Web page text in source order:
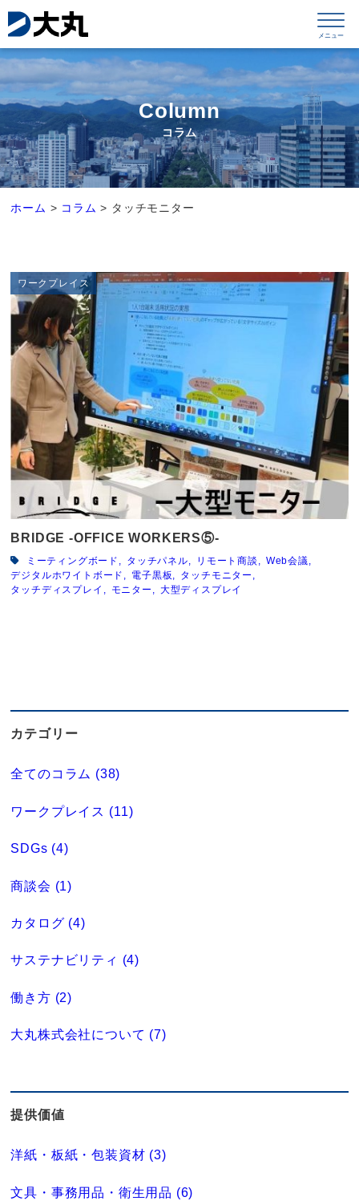
Column
コラム
ホーム > コラム > タッチモニター
ワークプレイス
BRIDGE -OFFICE WORKERS⑤-
ミーティングボード タッチパネル リモート商談
Web会議
デジタルホワイトボード
電子黒板
タッチモニター
タッチディスプレイ
モニター 大型ディスプレイ
カテゴリー
全てのコラム (38)
ワークプレイス (11)
SDGs (4)
商談会 (1)
カタログ (4)
サステナビリティ (4)
働き方 (2)
大丸株式会社について (7)
提供価値
洋紙・板紙・包装資材 (3)
文具・事務用品・衛生用品 (6)